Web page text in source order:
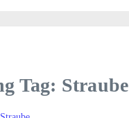
Tag: Straube